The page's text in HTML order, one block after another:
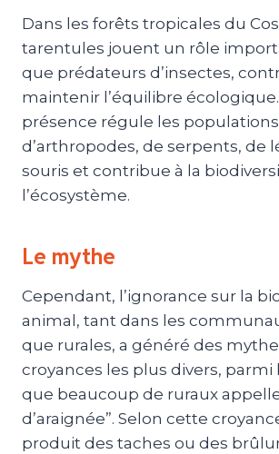
Dans les forêts tropicales du
tarentules jouent un rôle
que prédateurs d’insectes,
maintenir l’équilibre
présence régule les populations
d’arthropodes, de serpents, de
souris et contribue à la
l’écosystème.
Le mythe
Cependant, l’ignorance sur la
animal, tant dans les
que rurales, a généré des
croyances les plus divers, parmi
que beaucoup de ruraux
d’araignée”. Selon cette
produit des taches ou des